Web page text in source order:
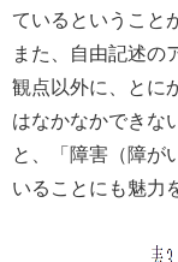
ているということ
また、自由記述の
観点以外に、とに
はなかなかできな
と、「障害（障が
いることにも魅力